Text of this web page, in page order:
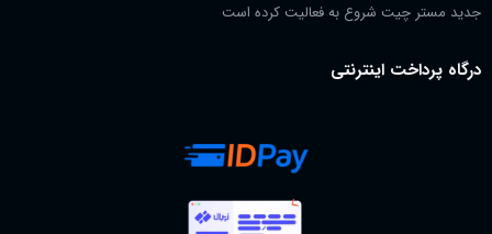
جدید مستر چیت شروع به فعالیت کرده است
درگاه پرداخت اینترنتی